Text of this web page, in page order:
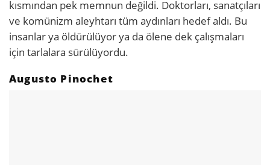
kısmından pek memnun değildi. Doktorları, sanatçıları
ve komünizm aleyhtarı tüm aydınları hedef aldı. Bu
insanlar ya öldürülüyor ya da ölene dek çalışmaları
için tarlalara sürülüyordu.
Augusto Pinochet